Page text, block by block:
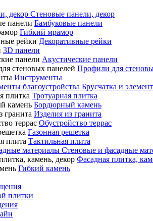
Стеновые панели, декор
Бамбуковые панели
Гибкий мрамор
Декоративные рейки
3D панели
Акустические панели
Профили для
Инструменты
Брусчатка и
Тротуарная плитка
Бордюрный камень
Изделия из гранита
Обустройство террас
Газонная решетка
Тактильная плита
Стеновые и фасадные
Фасадная плитка,
Гибкий камень
плитки